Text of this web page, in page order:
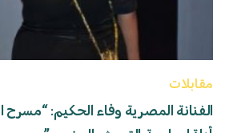
مقابلات
الفنانة المصرية وفاء الحكيم: